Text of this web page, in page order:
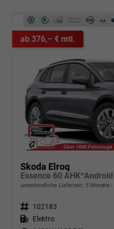
ab 376,– € mtl.
Skoda Elroq
unverbindliche Lieferzeit: 5 Monate
Fahrzeugnr. 102183
Kraftstoff Elektro